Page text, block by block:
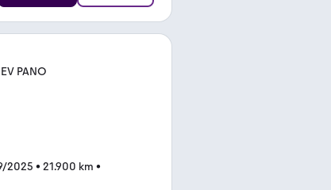
PANO
2025 • 21.900 km •